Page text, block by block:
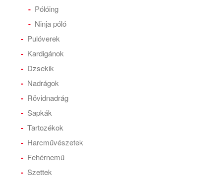
Pólóing
Ninja póló
Pulóverek
Kardigánok
Dzsekik
Nadrágok
Rövidnadrág
Sapkák
Tartozékok
Harcművészetek
Fehérnemű
Szettek